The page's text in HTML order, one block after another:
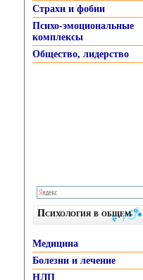
Страхи и фобии
Психо-эмоциональные
комплексы
Общество, лидерство
Психология в общем
Медицина
Болезни и лечение
НЛП